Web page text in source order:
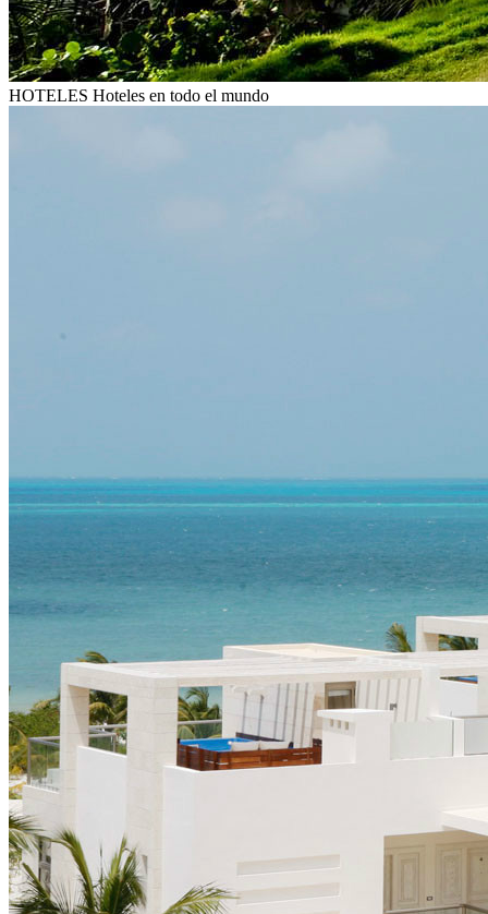
HOTELES Hoteles en todo el mundo